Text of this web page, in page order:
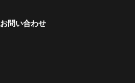
お問い合わせ